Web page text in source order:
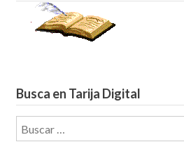
Busca en Tarija Digital
Buscar: